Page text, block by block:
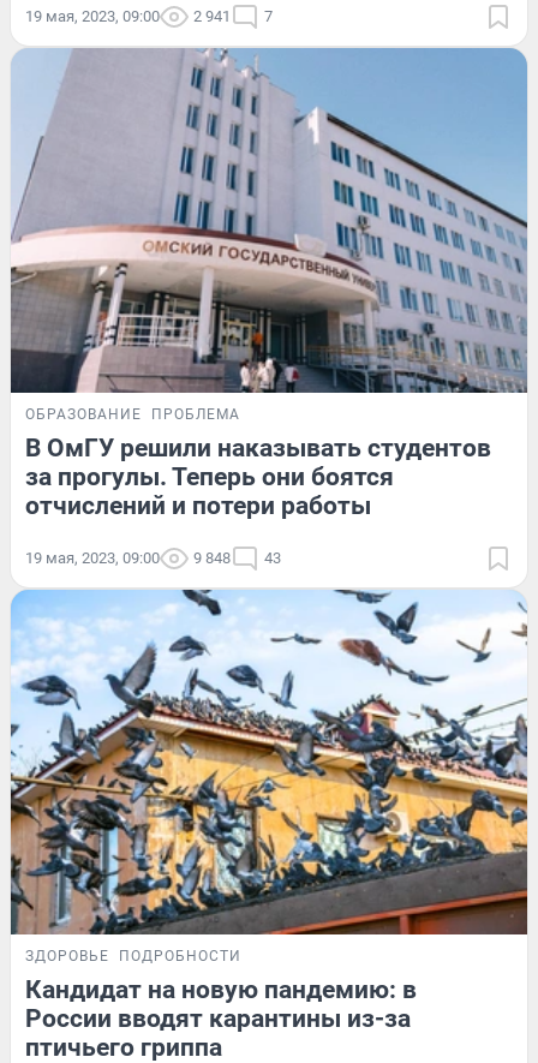
19 мая, 2023, 09:00 2 941 7
ОБРАЗОВАНИЕ ПРОБЛЕМА
В ОмГУ решили наказывать студентов
за прогулы. Теперь они боятся
отчислений и потери работы
19 мая, 2023, 09:00 9 848 43
ЗДОРОВЬЕ ПОДРОБНОСТИ
Кандидат на новую пандемию: в
России вводят карантины из-за
птичьего гриппа